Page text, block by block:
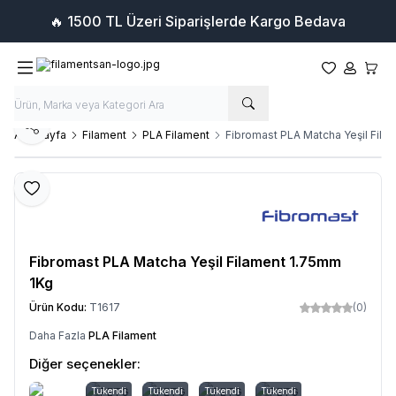
🔥 1500 TL Üzeri Siparişlerde Kargo Bedava
Favorilerim
Hesabım
Ana Sayfa Filament PLA Filament Fibromast PLA Matcha Yeşil
Favoriye Ekle
Paylaş
Fibromast PLA Matcha Yeşil Filament 1.75mm
1Kg
Ürün Kodu: T1617 (0)
Daha Fazla PLA Filament
Diğer seçenekler:
Tükendi
PETG
Tükendi
PETG
Tükendi
PETG
Tükendi
PETG